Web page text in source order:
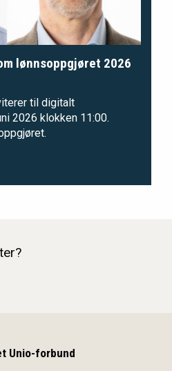
lønnsoppgjøret 2026
til digitalt
2026 klokken 11:00.
Unio-forbund